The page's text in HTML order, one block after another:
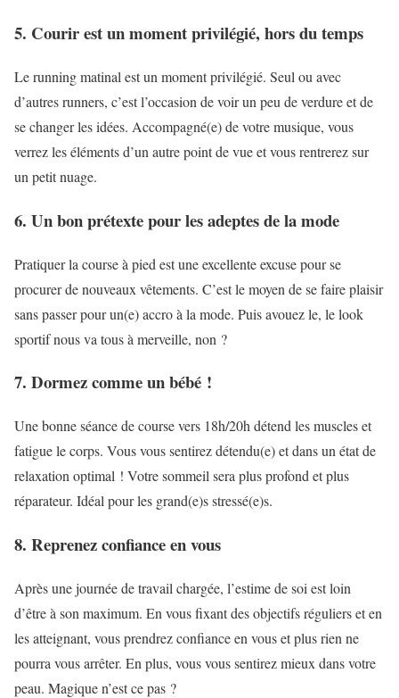
5. Courir est un moment privilégié, hors du temps
Le running matinal est un moment privilégié. Seul ou avec
d’autres runners, c’est l’occasion de voir un peu de verdure et de
se changer les idées. Accompagné(e) de votre musique, vous
verrez les éléments d’un autre point de vue et vous rentrerez sur
un petit nuage.
6. Un bon prétexte pour les adeptes de la mode
Pratiquer la course à pied est une excellente excuse pour se
procurer de nouveaux vêtements. C’est le moyen de se faire plaisir
sans passer pour un(e) accro à la mode. Puis avouez le, le look
sportif nous va tous à merveille, non ?
7. Dormez comme un bébé !
Une bonne séance de course vers 18h/20h détend les muscles et
fatigue le corps. Vous vous sentirez détendu(e) et dans un état de
relaxation optimal ! Votre sommeil sera plus profond et plus
réparateur. Idéal pour les grand(e)s stressé(e)s.
8. Reprenez confiance en vous
Après une journée de travail chargée, l’estime de soi est loin
d’être à son maximum. En vous fixant des objectifs réguliers et en
les atteignant, vous prendrez confiance en vous et plus rien ne
pourra vous arrêter. En plus, vous vous sentirez mieux dans votre
peau. Magique n’est ce pas ?